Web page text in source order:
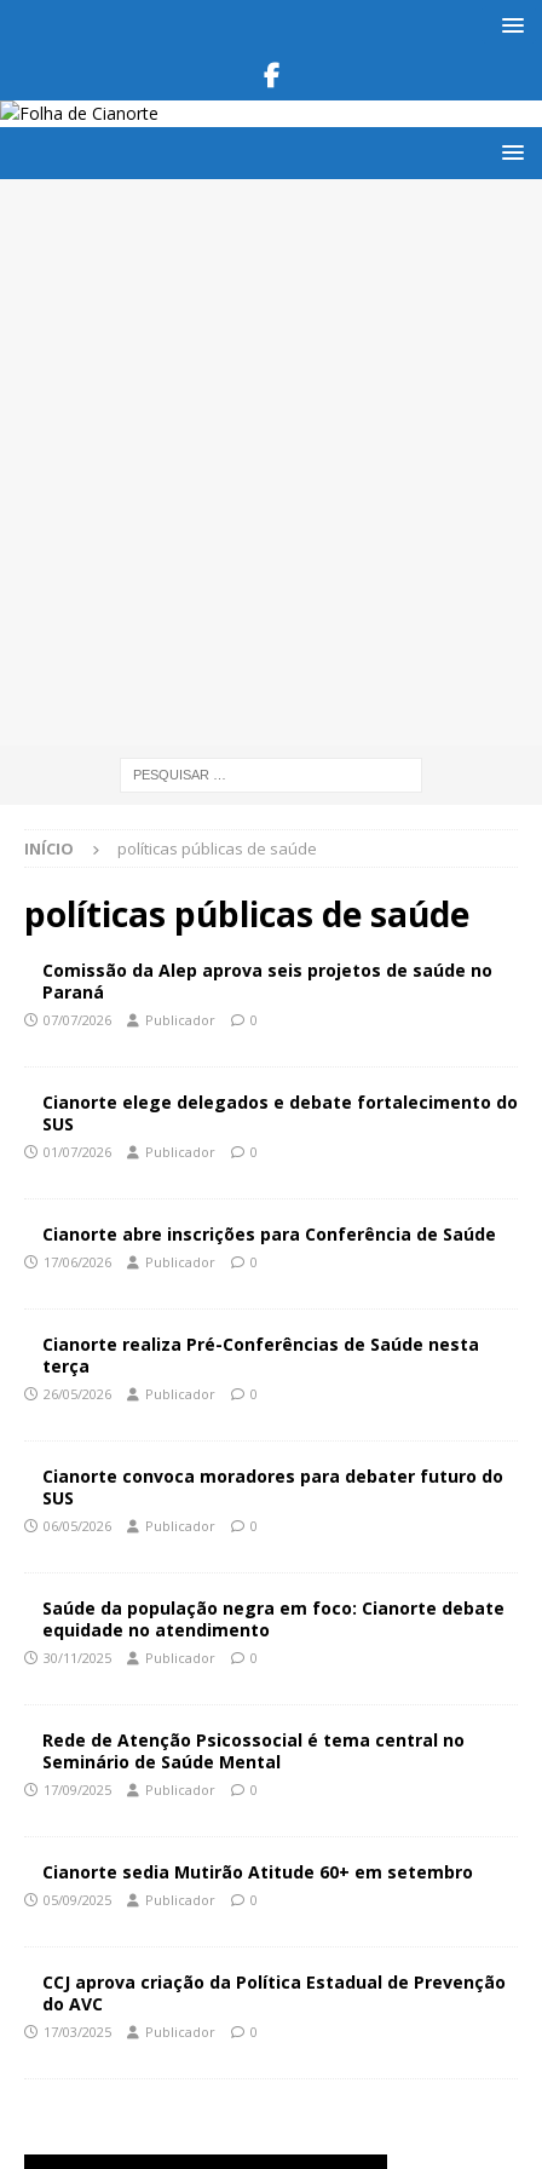
INÍCIO políticas públicas de saúde
políticas públicas de saúde
Comissão da Alep aprova seis projetos de saúde no
Paraná
07/07/2026 Publicador 0
Cianorte elege delegados e debate fortalecimento do
SUS
01/07/2026 Publicador 0
Cianorte abre inscrições para Conferência de Saúde
17/06/2026 Publicador 0
Cianorte realiza Pré-Conferências de Saúde nesta
terça
26/05/2026 Publicador 0
Cianorte convoca moradores para debater futuro do
SUS
06/05/2026 Publicador 0
Saúde da população negra em foco: Cianorte debate
equidade no atendimento
30/11/2025 Publicador 0
Rede de Atenção Psicossocial é tema central no
Seminário de Saúde Mental
17/09/2025 Publicador 0
Cianorte sedia Mutirão Atitude 60+ em setembro
05/09/2025 Publicador 0
CCJ aprova criação da Política Estadual de Prevenção
do AVC
17/03/2025 Publicador 0